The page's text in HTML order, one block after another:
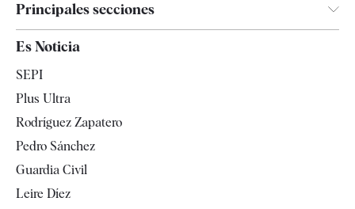
Principales secciones
España
Televisión
Es Noticia
SEPI
Plus Ultra
Rodríguez Zapatero
Pedro Sánchez
Guardia Civil
Leire Díez